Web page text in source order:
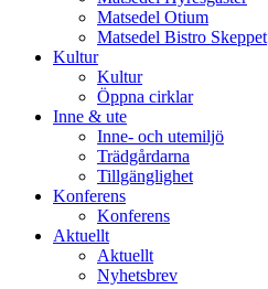
Matsedel Otium
Matsedel Bistro Skeppet
Kultur
Kultur
Öppna cirklar
Inne & ute
Inne- och utemiljö
Trädgårdarna
Tillgänglighet
Konferens
Konferens
Aktuellt
Aktuellt
Nyhetsbrev